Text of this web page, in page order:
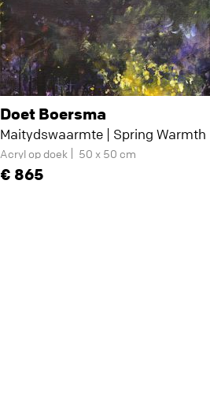
Doet Boersma
Maitydswaarmte | Spring Warmth
Acryl op doek 50 x 50 cm
865